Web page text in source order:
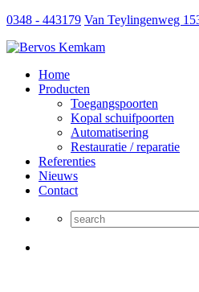
0348 - 443179 Van Teylingenweg
Home
Producten
Toegangspoorten
Kopal schuifpoorten
Automatisering
Restauratie / reparatie
Referenties
Nieuws
Contact